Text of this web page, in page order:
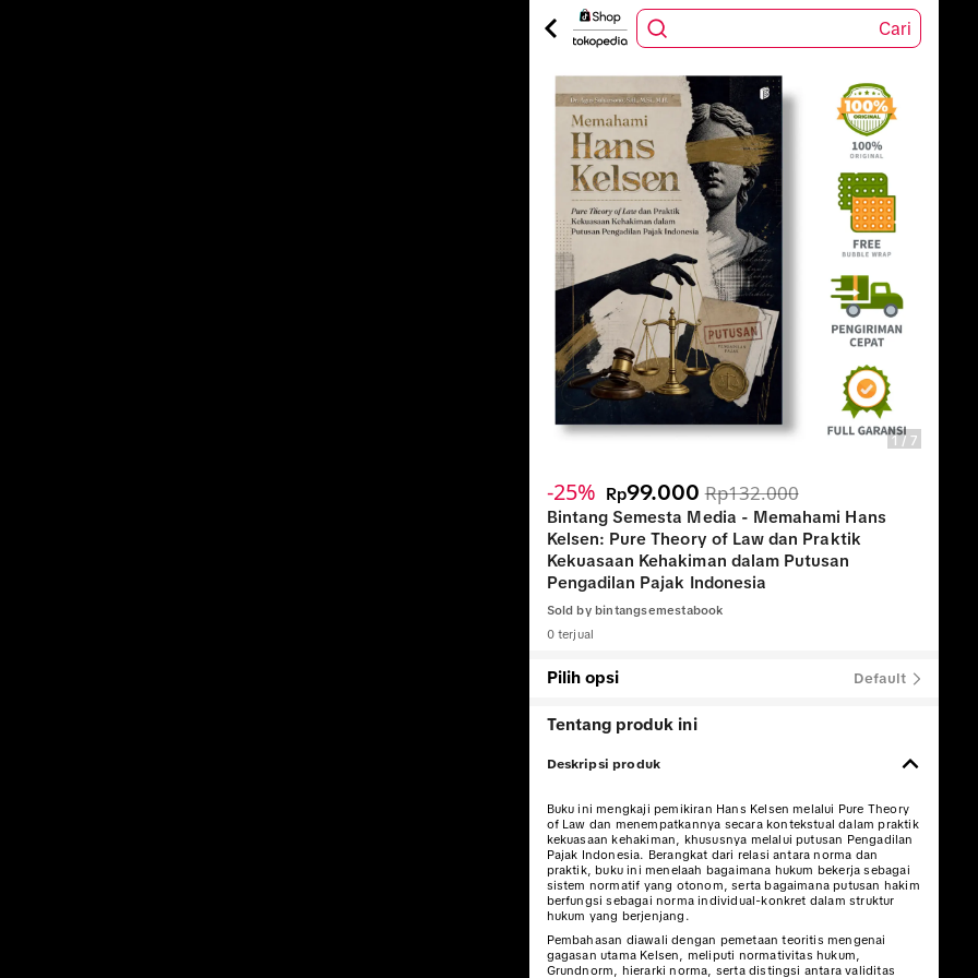
Cari
1 / 7
-25% Rp99.000 Rp132.000
Bintang Semesta Media - Memahami Hans
Kelsen: Pure Theory of Law dan Praktik
Kekuasaan Kehakiman dalam Putusan
Pengadilan Pajak Indonesia
Sold by bintangsemestabook
0 terjual
Pilih opsi Default
Tentang produk ini
Deskripsi produk
Buku ini mengkaji pemikiran Hans Kelsen melalui Pure Theory
of Law dan menempatkannya secara kontekstual dalam praktik
kekuasaan kehakiman, khususnya melalui putusan Pengadilan
Pajak Indonesia. Berangkat dari relasi antara norma dan
praktik, buku ini menelaah bagaimana hukum bekerja sebagai
sistem normatif yang otonom, serta bagaimana putusan hakim
berfungsi sebagai norma individual-konkret dalam struktur
hukum yang berjenjang.
Pembahasan diawali dengan pemetaan teoritis mengenai
gagasan utama Kelsen, meliputi normativitas hukum,
Grundnorm, hierarki norma, serta distingsi antara validitas